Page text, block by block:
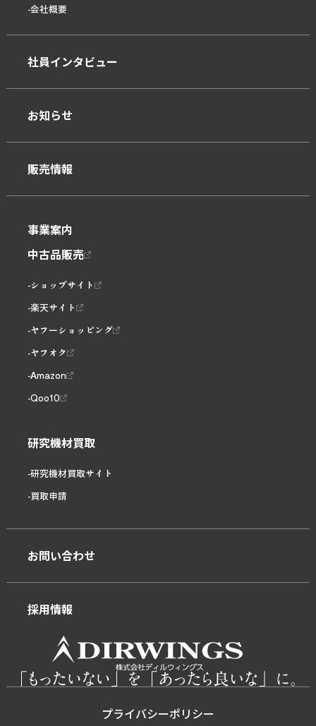
会社概要
社員インタビュー
お知らせ
販売情報
事業案内
中古品販売
ショップサイト
楽天サイト
ヤフーショッピング
ヤフオク
Amazon
Qoo10
研究機材買取
研究機材買取サイト
買取申請
お問い合わせ
採用情報
プライバシーポリシー